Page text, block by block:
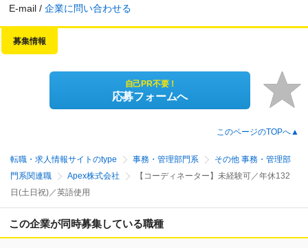
E-mail / 企業に問い合わせる
募集情報
自己PR不要！
応募フォームへ
このページのTOPへ▲
転職・求人情報サイトのtype 事務・管理部門系
その他 事務・管理部
門系関連職
Apex株式会社
【コーディネーター】未経験可／年休132
日(土日祝)／英語使用
この企業が同時募集している職種